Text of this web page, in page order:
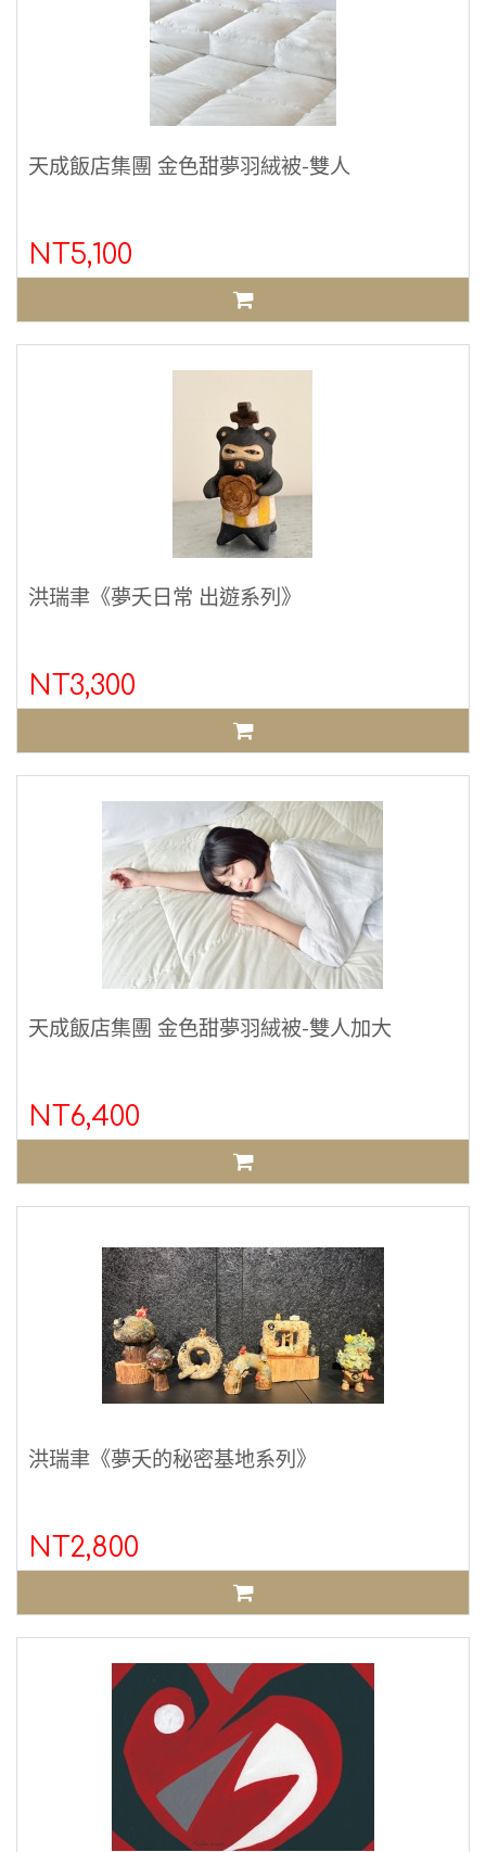
天成飯店集團 金色甜夢羽絨被-雙人
NT5,100
洪瑞聿《夢夭日常 出遊系列》
NT3,300
天成飯店集團 金色甜夢羽絨被-雙人加大
NT6,400
洪瑞聿《夢夭的秘密基地系列》
NT2,800